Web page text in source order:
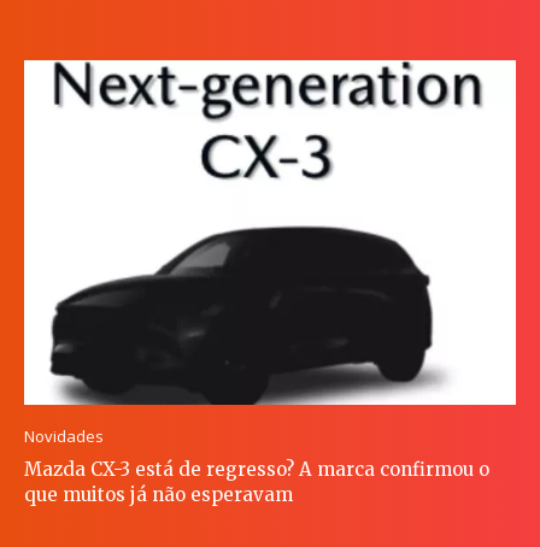
Novidades
Mazda CX-3 está de regresso? A marca confirmou o
que muitos já não esperavam